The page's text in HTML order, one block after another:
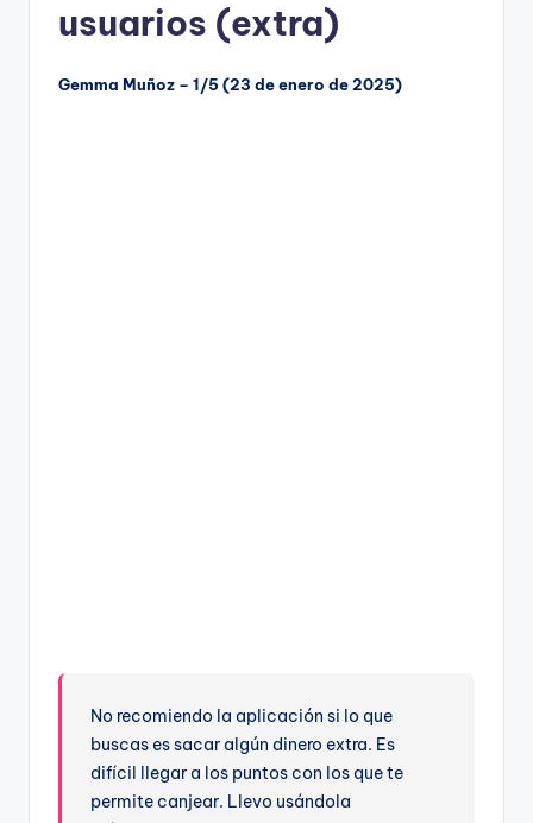
usuarios (extra)
Gemma Muñoz – 1/5 (23 de enero de 2025)
No recomiendo la aplicación si lo que
buscas es sacar algún dinero extra. Es
difícil llegar a los puntos con los que te
permite canjear. Llevo usándola